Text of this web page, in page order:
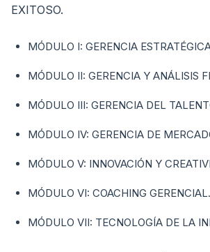
EXITOSO.
MÓDULO I: GERENCIA
MÓDULO II: GERENCIA Y ANÁLISIS
MÓDULO III: GERENCIA DEL
MÓDULO IV: GERENCIA DE
MÓDULO V: INNOVACIÓN Y
MÓDULO VI: COACHING GERENCIAL.
MÓDULO VII: TECNOLOGÍA DE LA